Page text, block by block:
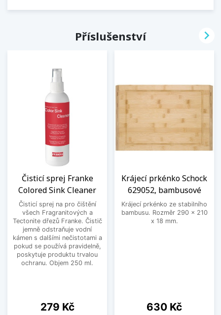
Příslušenství
Čisticí sprej Franke
Colored Sink Cleaner
Čisticí sprej na pro čištění
všech Fragranitových a
Tectonite dřezů Franke. Čistič
jemně odstraňuje vodní
kámen s dalšími nečistotami a
pokud se používá pravidelně,
poskytuje produktu trvalou
ochranu. Objem 250 ml.
Cena
279 Kč
Krájecí prkénko Schock
629052, bambusové
Krájecí prkénko ze stabilního
bambusu. Rozměr 290 x 210
x 18 mm.
Cena
630 Kč
